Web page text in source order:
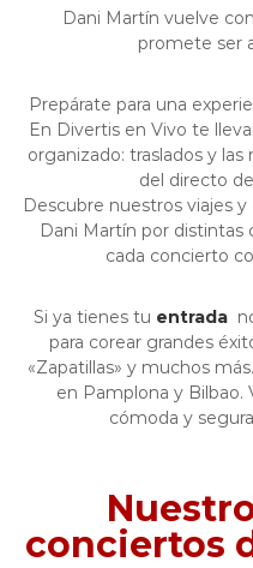
Dani Martín vuelve
promete ser
Prepárate para una
En Divertis en Vivo te
organizado: traslados y
del directo
Descubre nuestros viajes y
Dani Martín por distintas
cada concierto
Si ya tienes tu entrada
para corear grandes
«Zapatillas» y muchos
en Pamplona y Bilbao.
cómoda y
conciertos